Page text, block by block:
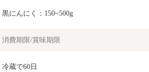
黒にんにく：150~500g
消費期限/賞味期限
冷蔵で60日